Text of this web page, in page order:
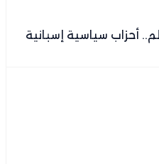
أحزاب سياسية إسبانية